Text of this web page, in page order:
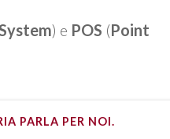
) e POS (Point
PARLA PER NOI.